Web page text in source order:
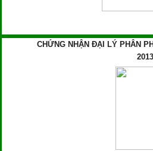
CHỨNG NHẬN ĐẠI LÝ PHÂN
2013